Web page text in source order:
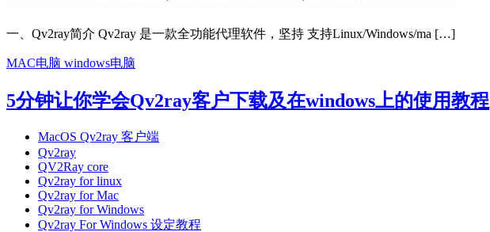
一、Qv2ray简介 Qv2ray 是一款全功能代理软件，坚持 支持Linux/Windows/ma […]
MAC电脑 windows电脑
5分钟让你学会Qv2ray客户下载及在windows上的使用教程
MacOS Qv2ray 客户端
Qv2ray
QV2Ray core
Qv2ray for linux
Qv2ray for Mac
Qv2ray for Windows
Qv2ray For Windows 设定教程